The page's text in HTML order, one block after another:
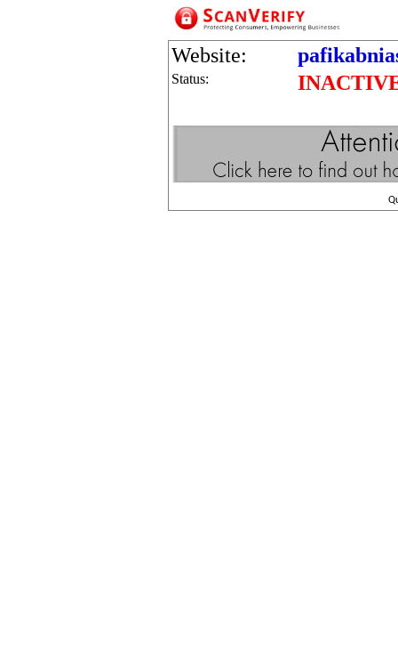
Website:
Status: